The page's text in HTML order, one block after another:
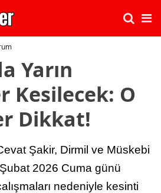
Yarın
Kesilecek: O
Dikkat!
Şakir, Dirmil ve Müskebi
2026 Cuma günü
nedeniyle kesinti